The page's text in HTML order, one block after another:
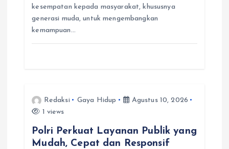
kesempatan kepada masyarakat, khususnya
generasi muda, untuk mengembangkan
kemampuan…
Redaksi Gaya Hidup
Agustus 10, 2026
1 views
Polri Perkuat Layanan Publik yang
Mudah, Cepat dan Responsif